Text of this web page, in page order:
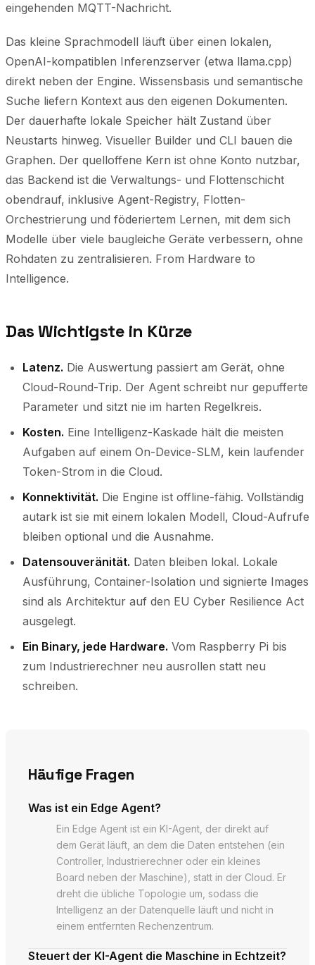
eingehenden MQTT-Nachricht.
Das kleine Sprachmodell läuft über einen lokalen,
OpenAI-kompatiblen Inferenzserver (etwa llama.cpp)
direkt neben der Engine. Wissensbasis und semantische
Suche liefern Kontext aus den eigenen Dokumenten.
Der dauerhafte lokale Speicher hält Zustand über
Neustarts hinweg. Visueller Builder und CLI bauen die
Graphen. Der quelloffene Kern ist ohne Konto nutzbar,
das Backend ist die Verwaltungs- und Flottenschicht
obendrauf, inklusive Agent-Registry, Flotten-
Orchestrierung und föderiertem Lernen, mit dem sich
Modelle über viele baugleiche Geräte verbessern, ohne
Rohdaten zu zentralisieren. From Hardware to
Intelligence.
Das Wichtigste in Kürze
Latenz. Die Auswertung passiert am Gerät, ohne
Cloud-Round-Trip. Der Agent schreibt nur gepufferte
Parameter und sitzt nie im harten Regelkreis.
Kosten. Eine Intelligenz-Kaskade hält die meisten
Aufgaben auf einem On-Device-SLM, kein laufender
Token-Strom in die Cloud.
Konnektivität. Die Engine ist offline-fähig. Vollständig
autark ist sie mit einem lokalen Modell, Cloud-Aufrufe
bleiben optional und die Ausnahme.
Datensouveränität. Daten bleiben lokal. Lokale
Ausführung, Container-Isolation und signierte Images
sind als Architektur auf den EU Cyber Resilience Act
ausgelegt.
Ein Binary, jede Hardware. Vom Raspberry Pi bis
zum Industrierechner neu ausrollen statt neu
schreiben.
Häufige Fragen
Was ist ein Edge Agent?
Ein Edge Agent ist ein KI-Agent, der direkt auf
dem Gerät läuft, an dem die Daten entstehen (ein
Controller, Industrierechner oder ein kleines
Board neben der Maschine), statt in der Cloud. Er
dreht die übliche Topologie um, sodass die
Intelligenz an der Datenquelle läuft und nicht in
einem entfernten Rechenzentrum.
Steuert der KI-Agent die Maschine in Echtzeit?